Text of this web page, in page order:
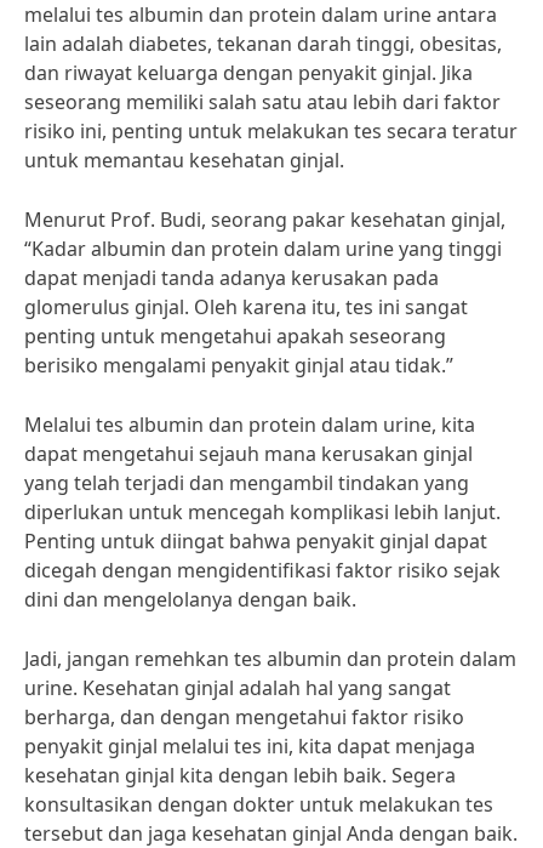
melalui tes albumin dan protein dalam urine antara
lain adalah diabetes, tekanan darah tinggi, obesitas,
dan riwayat keluarga dengan penyakit ginjal. Jika
seseorang memiliki salah satu atau lebih dari faktor
risiko ini, penting untuk melakukan tes secara teratur
untuk memantau kesehatan ginjal.
Menurut Prof. Budi, seorang pakar kesehatan ginjal,
“Kadar albumin dan protein dalam urine yang tinggi
dapat menjadi tanda adanya kerusakan pada
glomerulus ginjal. Oleh karena itu, tes ini sangat
penting untuk mengetahui apakah seseorang
berisiko mengalami penyakit ginjal atau tidak.”
Melalui tes albumin dan protein dalam urine, kita
dapat mengetahui sejauh mana kerusakan ginjal
yang telah terjadi dan mengambil tindakan yang
diperlukan untuk mencegah komplikasi lebih lanjut.
Penting untuk diingat bahwa penyakit ginjal dapat
dicegah dengan mengidentifikasi faktor risiko sejak
dini dan mengelolanya dengan baik.
Jadi, jangan remehkan tes albumin dan protein dalam
urine. Kesehatan ginjal adalah hal yang sangat
berharga, dan dengan mengetahui faktor risiko
penyakit ginjal melalui tes ini, kita dapat menjaga
kesehatan ginjal kita dengan lebih baik. Segera
konsultasikan dengan dokter untuk melakukan tes
tersebut dan jaga kesehatan ginjal Anda dengan baik.